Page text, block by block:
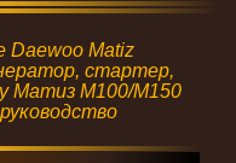
Daewoo Matiz
стартер,
Матиз М100/М150